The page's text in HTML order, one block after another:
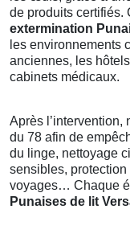
de produits certifiés.
extermination
les environnements
anciennes, les
cabinets médicaux.
Après
du 78 afin de
du linge, nettoyage
sensibles,
voyages… Chaque
Punaises de lit